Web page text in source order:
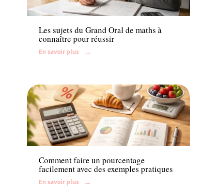
Enfant
Les sujets du Grand Oral de maths à
connaître pour réussir
En savoir plus
Enfant
Comment faire un pourcentage
facilement avec des exemples pratiques
En savoir plus